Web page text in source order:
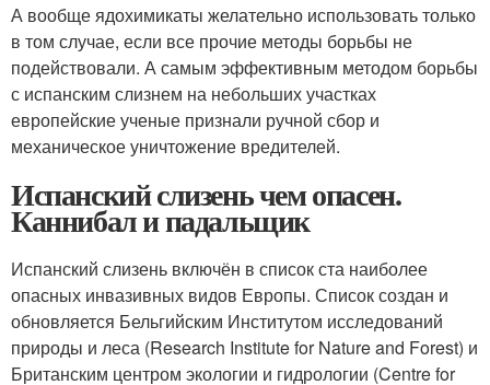
А вообще ядохимикаты желательно использовать только
в том случае, если все прочие методы борьбы не
подействовали. А самым эффективным методом борьбы
с испанским слизнем на небольших участках
европейские ученые признали ручной сбор и
механическое уничтожение вредителей.
Испанский слизень чем опасен.
Каннибал и падальщик
Испанский слизень включён в список ста наиболее
опасных инвазивных видов Европы. Список создан и
обновляется Бельгийским Институтом исследований
природы и леса (Research Institute for Nature and Forest) и
Британским центром экологии и гидрологии (Centre for